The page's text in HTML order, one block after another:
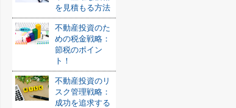
を見積もる方法
不動産投資のた
めの税金戦略：
節税のポイン
ト！
不動産投資のリ
スク管理戦略：
成功を追求する